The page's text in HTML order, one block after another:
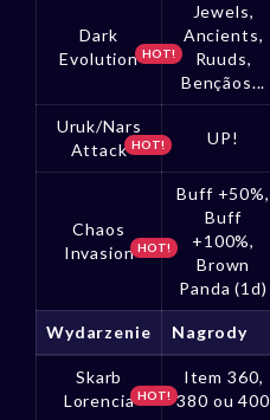
Dark
Evolution HOT!
Jewels,
Ancients,
Ruuds,
Bençãos...
Uruk/Nars
Attack HOT! UP!
Chaos
Invasion HOT!
Buff +50%,
Buff
+100%,
Brown
Panda (1d)
Wydarzenie Nagrody
Skarb
Lorencia HOT!
Item 360,
380 ou 400